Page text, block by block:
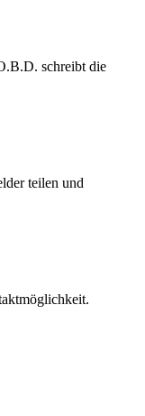
schreibt die
teilen und